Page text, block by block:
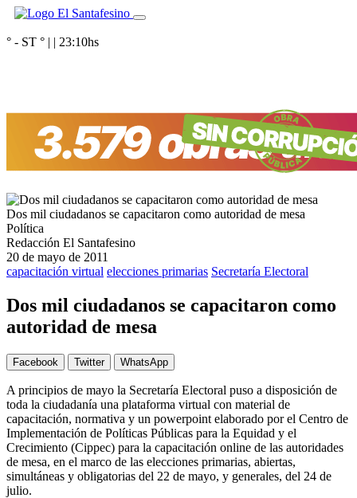
° - ST ° | | 23:10hs
Dos mil ciudadanos se capacitaron como autoridad de mesa
Política
Redacción El Santafesino
20 de mayo de 2011
capacitación virtual elecciones primarias Secretaría Electoral
Dos mil ciudadanos se capacitaron como
autoridad de mesa
Facebook Twitter WhatsApp
A principios de mayo la Secretaría Electoral puso a disposición de
toda la ciudadanía una plataforma virtual con material de
capacitación, normativa y un powerpoint elaborado por el Centro de
Implementación de Políticas Públicas para la Equidad y el
Crecimiento (Cippec) para la capacitación online de las autoridades
de mesa, en el marco de las elecciones primarias, abiertas,
simultáneas y obligatorias del 22 de mayo, y generales, del 24 de
julio.